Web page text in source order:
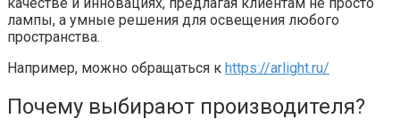
лампы, а умные решения для освещения любого
пространства.
Например, можно обращаться к https://arlight.ru/
Почему выбирают производителя?